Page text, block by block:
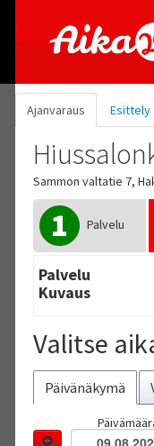
Ajanvaraus Esittely
Sammon valtatie 7,
1 Palvelu
Palvelu
Kuvaus
Valitse
Päivänäkymä